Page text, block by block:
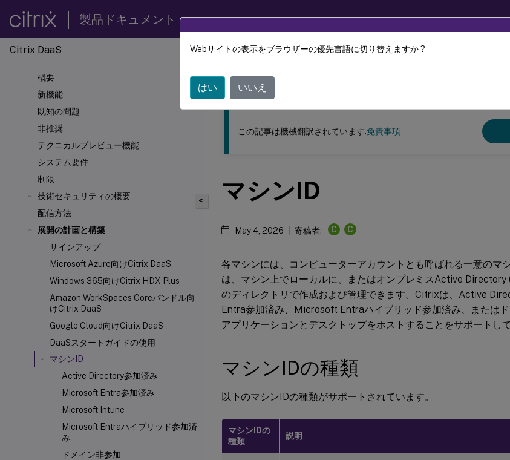
製品ドキュメント
Citrix DaaS
概要
新機能
既知の問題
非推奨
テクニカルプレビュー機能
システム要件
制限
技術セキュリティの概要
配信方法
展開の計画と構築
サインアップ
Microsoft Azure向けCitrix DaaS
Windows 365向けCitrix HDX Plus
Amazon WorkSpaces Coreバンドル向
けCitrix DaaS
Google Cloud向けCitrix DaaS
DaaSスタートガイドの使用
マシンID
Active Directory参加済み
Microsoft Entra参加済み
Microsoft Intune
Microsoft Entraハイブリッド参加済
み
ドメイン非参加
このコンテンツは動的に機械翻訳されています。
Citrix DaaS
<
この記事は機械翻訳されています.免責事項
マシンID
May 4, 2026 寄稿者: C C
各マシンには、コンピューターアカウントとも呼ばれる一意のマ
は、マシン上でローカルに、またはオンプレミスActive
のディレクトリで作成および管理できます。Citrixは、Active
Entra参加済み、Microsoft Entraハイブリッド参加済み、または
アプリケーションとデスクトップをホストすることをサポートして
マシンIDの種類
以下のマシンIDの種類がサポートされています。
マシンIDの
種類
説明
Webサイトの表示をブラウザーの優先言語に切り替えますか ?
はい いいえ